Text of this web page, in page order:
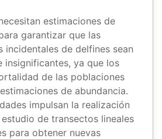
estimaciones de
garantizar que las
incidentales de delfines sean
insignificantes, ya que los
de las poblaciones
de abundancia.
impulsan la realización
de transectos lineales
para obtener nuevas